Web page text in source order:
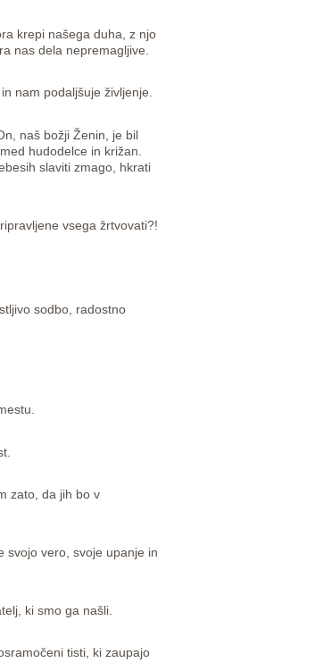
krepi našega duha, z njo
nas dela nepremagljive.
nam podaljšuje življenje.
naš božji Ženin, je bil
hudodelce in križan.
slaviti zmago, hkrati
vsega žrtvovati?!
sodbo, radostno
zato, da jih bo v
svojo vero, svoje upanje in
ki smo ga našli.
tisti, ki zaupajo